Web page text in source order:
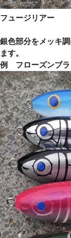
フュージリアー
銀色部分をメッキ
ます。
例 フローズンブラ